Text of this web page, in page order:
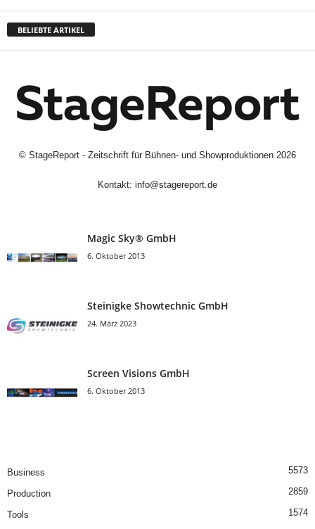
BELIEBTE ARTIKEL
© StageReport - Zeitschrift für Bühnen- und Showproduktionen 2026
Kontakt: info@stagereport.de
Magic Sky® GmbH
6. Oktober 2013
Steinigke Showtechnic GmbH
24. März 2023
Screen Visions GmbH
6. Oktober 2013
Business 5573
Production 2859
Tools
1574